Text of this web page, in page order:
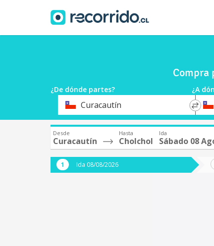
Compra
¿De dónde partes? ¿A
OrigenCuracautín
*
Desde
Curacautín
Hasta
Cholchol
Ida
Sábado 08
Ida 08/08/2026